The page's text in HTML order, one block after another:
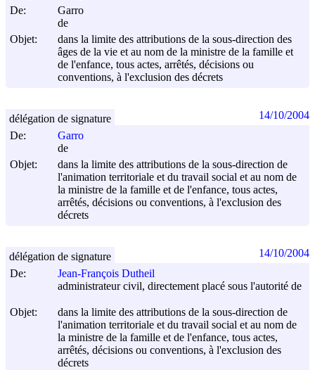
De:
Garro
de
Objet:
dans la limite des attributions de la sous-direction des
âges de la vie et au nom de la ministre de la famille et
de l'enfance, tous actes, arrêtés, décisions ou
conventions, à l'exclusion des décrets
De:
Garro
de
Objet:
dans la limite des attributions de la sous-direction de
l'animation territoriale et du travail social et au nom de
la ministre de la famille et de l'enfance, tous actes,
arrêtés, décisions ou conventions, à l'exclusion des
décrets
délégation de signature 14/10/2004
De:
Jean-François Dutheil
administrateur civil, directement placé sous l'autorité de
Objet:
dans la limite des attributions de la sous-direction de
l'animation territoriale et du travail social et au nom de
la ministre de la famille et de l'enfance, tous actes,
arrêtés, décisions ou conventions, à l'exclusion des
décrets
délégation de signature 14/10/2004